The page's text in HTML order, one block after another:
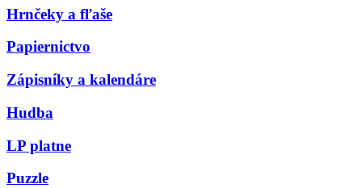
Hrnčeky a fľaše
Papiernictvo
Zápisníky a kalendáre
Hudba
LP platne
Puzzle